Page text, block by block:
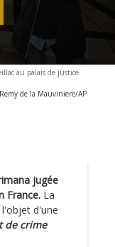
au palais de justice
Remy de la Mauviniere/AP
jugée
France. La
d'une
de crime